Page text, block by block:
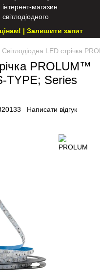
| Залишити запит
Світлодіодна LED стрічка
PROLUM™
TYPE; Series
Написати відгук